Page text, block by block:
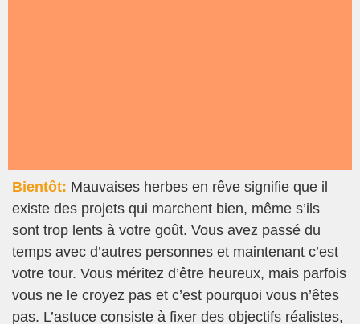
Bientôt: Mauvaises herbes en rêve signifie que il
existe des projets qui marchent bien, même s’ils
sont trop lents à votre goût. Vous avez passé du
temps avec d’autres personnes et maintenant c’est
votre tour. Vous méritez d’être heureux, mais parfois
vous ne le croyez pas et c’est pourquoi vous n’êtes
pas. L’astuce consiste à fixer des objectifs réalistes,